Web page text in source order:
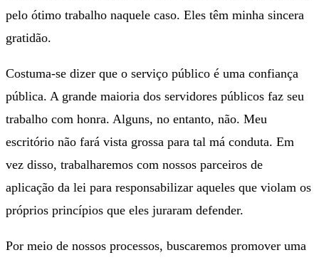
pelo ótimo trabalho naquele caso. Eles têm minha sincera
gratidão.
Costuma-se dizer que o serviço público é uma confiança
pública. A grande maioria dos servidores públicos faz seu
trabalho com honra. Alguns, no entanto, não. Meu
escritório não fará vista grossa para tal má conduta. Em
vez disso, trabalharemos com nossos parceiros de
aplicação da lei para responsabilizar aqueles que violam os
próprios princípios que eles juraram defender.
Por meio de nossos processos, buscaremos promover uma